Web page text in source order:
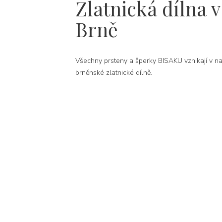
Zlatnická dílna v
Brně
Všechny prsteny a šperky BISAKU vznikají v
brněnské zlatnické dílně.